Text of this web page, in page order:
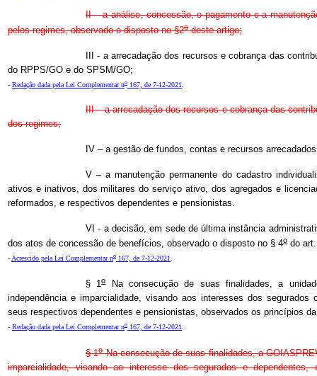
II – a análise, concessão, o pagamento e a
pelos regimes, observado o disposto no §2odeste artigo;
III - a arrecadação dos recursos e cobrança das
do RPPS/GO e do SPSM/GO;
- Redação dada pela Lei Complementar no 167, de 7-12-2021
III – a arrecadação dos recursos e cobrança das
dos regimes;
IV – a gestão de fundos, contas e recursos
V – a manutenção permanente do cadastro
ativos e inativos, dos militares do serviço ativo, dos agregados e
reformados, e respectivos dependentes e pensionistas.
VI - a decisão, em sede de última instância
dos atos de concessão de benefícios, observado o disposto no § 4o do
- Acrescido pela Lei Complementar no 167, de 7-12-2021
§ 1oNa consecução de suas finalidades, a
independência e imparcialidade, visando aos interesses dos segurados
seus respectivos dependentes e pensionistas, observados os princípios
- Redação dada pela Lei Complementar no 167, de 7-12-2021.
§ 1oNa consecução de suas finalidades, a
imparcialidade, visando ao interesse dos segurados e dependentes,